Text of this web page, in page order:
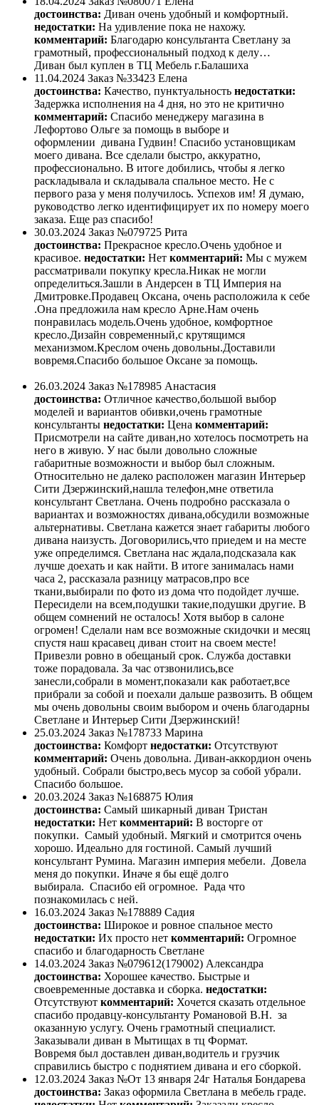
достоинства: Диван очень удобный и комфортный.
недостатки: На удивление пока не нахожу.
комментарий: Благодарю консультанта Светлану за
грамотный, профессиональный подход к делу…
Диван был куплен в ТЦ Мебель г.Балашиха
11.04.2024 Заказ №33423 Елена
достоинства: Качество, пунктуальность недостатки:
Задержка исполнения на 4 дня, но это не критично
комментарий: Спасибо менеджеру магазина в
Лефортово Ольге за помощь в выборе и
оформлении дивана Гудвин! Спасибо установщикам
моего дивана. Все сделали быстро, аккуратно,
профессионально. В итоге добились, чтобы я легко
раскладывала и складывала спальное место. Не с
первого раза у меня получилось. Успехов им! Я думаю,
руководство легко идентифицирует их по номеру моего
заказа. Еще раз спасибо!
30.03.2024 Заказ №079725 Рита
достоинства: Прекрасное кресло.Очень удобное и
красивое. недостатки: Нет комментарий: Мы с мужем
рассматривали покупку кресла.Никак не могли
определиться.Зашли в Андерсен в ТЦ Империя на
Дмитровке.Продавец Оксана, очень расположила к себе
.Она предложила нам кресло Арне.Нам очень
понравилась модель.Очень удобное, комфортное
кресло.Дизайн современный,с крутящимся
механизмом.Креслом очень довольны.Доставили
вовремя.Спасибо большое Оксане за помощь.
26.03.2024 Заказ №178985 Анастасия
достоинства: Отличное качество,большой выбор
моделей и вариантов обивки,очень грамотные
консультанты недостатки: Цена комментарий:
Присмотрели на сайте диван,но хотелось посмотреть на
него в живую. У нас были довольно сложные
габаритные возможности и выбор был сложным.
Относительно не далеко расположен магазин Интерьер
Сити Дзержинский,нашла телефон,мне ответила
консультант Светлана. Очень подробно рассказала о
вариантах и возможностях дивана,обсудили возможные
альтернативы. Светлана кажется знает габариты любого
дивана наизусть. Договорились,что приедем и на месте
уже определимся. Светлана нас ждала,подсказала как
лучше доехать и как найти. В итоге занималась нами
часа 2, рассказала разницу матрасов,про все
ткани,выбирали по фото из дома что подойдет лучше.
Пересидели на всем,подушки такие,подушки другие. В
общем сомнений не осталось! Хотя выбор в салоне
огромен! Сделали нам все возможные скидочки и месяц
спустя наш красавец диван стоит на своем месте!
Привезли ровно в обещаный срок. Служба доставки
тоже порадовала. За час отзвонились,все
занесли,собрали в момент,показали как работает,все
прибрали за собой и поехали дальше развозить. В общем
мы очень довольны своим выбором и очень благодарны
Светлане и Интерьер Сити Дзержинский!
25.03.2024 Заказ №178733 Марина
достоинства: Комфорт недостатки: Отсутствуют
комментарий: Очень довольна. Диван-аккордион очень
удобный. Собрали быстро,весь мусор за собой убрали.
Спасибо большое.
20.03.2024 Заказ №168875 Юлия
достоинства: Самый шикарный диван Тристан
недостатки: Нет комментарий: В восторге от
покупки. Самый удобный. Мягкий и смотрится очень
хорошо. Идеально для гостиной. Самый лучший
консультант Румина. Магазин империя мебели. Довела
меня до покупки. Иначе я бы ещё долго
выбирала. Спасибо ей огромное. Рада что
познакомилась с ней.
16.03.2024 Заказ №178889 Садия
достоинства: Широкое и ровное спальное место
недостатки: Их просто нет комментарий: Огромное
спасибо и благодарность Светлане
14.03.2024 Заказ №079612(179002) Александра
достоинства: Хорошее качество. Быстрые и
своевременные доставка и сборка. недостатки:
Отсутствуют комментарий: Хочется сказать отдельное
спасибо продавцу-консультанту Романовой В.Н. за
оказанную услугу. Очень грамотный специалист.
Заказывали диван в Мытищах в тц Формат.
Вовремя был доставлен диван,водитель и грузчик
справились быстро с поднятием дивана и его сборкой.
12.03.2024 Заказ №От 13 января 24г Наталья Бондарева
достоинства: Заказ оформила Светлана в мебель граде.